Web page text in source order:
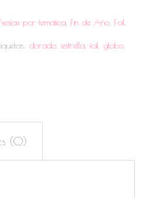
Fiestas por temática, Fin de Año, Foil
dorado, estrella, foil globo,
(0)